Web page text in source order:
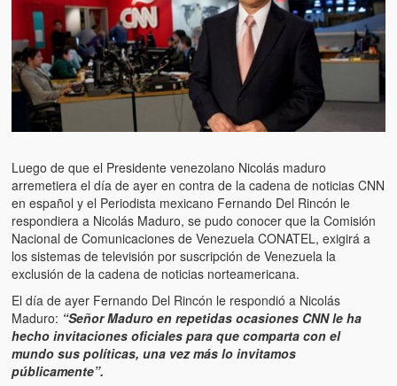
Artículos
El Tipo y los Rojos en Los Teques (The Jerk and the Reds in
Teques)
Hablé con Chavistas (I spoke with chavistas)
La burla del Chavez “tan amante de los niños” (The mockery of
Chavez “such a children lover”)
Los niños de las calles de Venezuela (Children of the streets of
Venezuela)
Luis y El Mono… en armas (Luis and El Mono… armed)
Puente Llaguno, Miraflores… ¿y Lina?
Radio Emisoras y canales de televisión clausurados por el
de Chávez hasta el 2009
Luego de que el Presidente venezolano Nicolás maduro
arremetiera el día de ayer en contra de la cadena de noticias CNN
en español y el Periodista mexicano Fernando Del Rincón le
respondiera a Nicolás Maduro, se pudo conocer que la Comisión
Nacional de Comunicaciones de Venezuela CONATEL, exigirá a
los sistemas de televisión por suscripción de Venezuela la
exclusión de la cadena de noticias norteamericana.
El día de ayer Fernando Del Rincón le respondió a Nicolás
Maduro: “Señor Maduro en repetidas ocasiones CNN le ha
hecho invitaciones oficiales para que comparta con el
mundo sus políticas, una vez más lo invitamos
públicamente”.